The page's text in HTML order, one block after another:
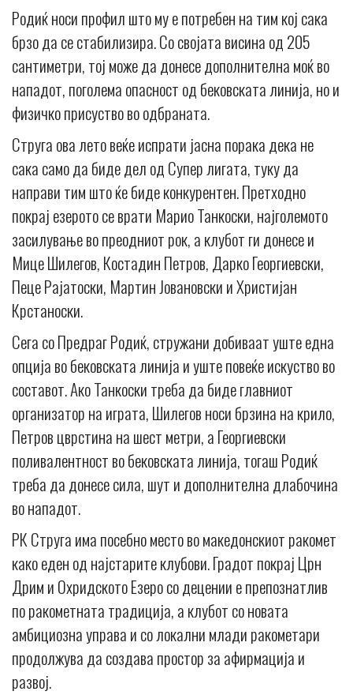
Родиќ носи профил што му е потребен на тим кој сака
брзо да се стабилизира. Со својата висина од 205
сантиметри, тој може да донесе дополнителна моќ во
нападот, поголема опасност од бековската линија, но и
физичко присуство во одбраната.
Струга ова лето веќе испрати јасна порака дека не
сака само да биде дел од Супер лигата, туку да
направи тим што ќе биде конкурентен. Претходно
покрај езерото се врати Марио Танкоски, најголемото
засилување во преодниот рок, а клубот ги донесе и
Мице Шилегов, Костадин Петров, Дарко Георгиевски,
Пеце Рајатоски, Мартин Јовановски и Христијан
Крстаноски.
Сега со Предраг Родиќ, стружани добиваат уште една
опција во бековската линија и уште повеќе искуство во
составот. Ако Танкоски треба да биде главниот
организатор на играта, Шилегов носи брзина на крило,
Петров цврстина на шест метри, а Георгиевски
поливалентност во бековската линија, тогаш Родиќ
треба да донесе сила, шут и дополнителна длабочина
во нападот.
РК Струга има посебно место во македонскиот ракомет
како еден од најстарите клубови. Градот покрај Црн
Дрим и Охридското Езеро со децении е препознатлив
по ракометната традиција, а клубот со новата
амбициозна управа и со локални млади ракометари
продолжува да создава простор за афирмација и
развој.